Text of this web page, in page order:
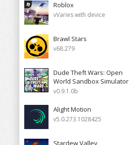
Roblox
vVaries with device
Brawl Stars
v68.279
Dude Theft Wars: Open
World Sandbox Simulator
v0.9.1.0b
Alight Motion
v5.0.273.1028425
Stardew Valley